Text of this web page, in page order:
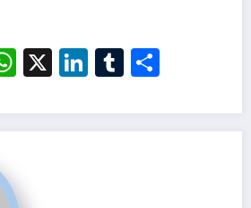
WhatsApp
X LinkedIn
Tumblr